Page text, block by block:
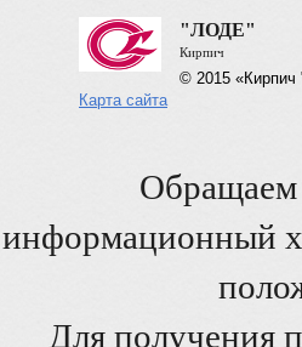
"ЛОДЕ"
Кирпич
© 2015 «Кирпич
Карта сайта
Обращаем
информационный
Для получения